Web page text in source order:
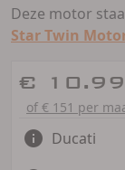
Deze motor
Star Twin
€
of € 151 per
Ducati